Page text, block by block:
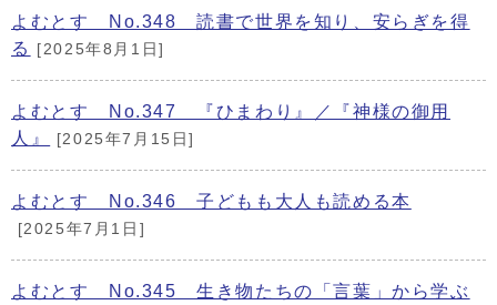
よむとす No.348 読書で世界を知り、安らぎを得
る
[2025年8月1日]
よむとす No.347 『ひまわり』／『神様の御用
人』
[2025年7月15日]
よむとす No.346 子どもも大人も読める本
[2025年7月1日]
よむとす No.345 生き物たちの「言葉」から学ぶ